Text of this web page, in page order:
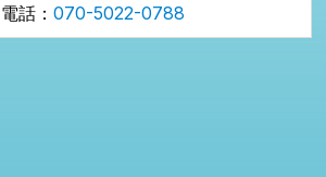
電話： 070-5022-0788